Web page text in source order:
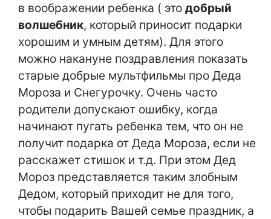
в воображении ребенка ( это добрый
волшебник, который приносит подарки
хорошим и умным детям). Для этого
можно накануне поздравления показать
старые добрые мультфильмы про Деда
Мороза и Снегурочку. Очень часто
родители допускают ошибку, когда
начинают пугать ребенка тем, что он не
получит подарка от Деда Мороза, если не
расскажет стишок и т.д. При этом Дед
Мороз представляется таким злобным
Дедом, который приходит не для того,
чтобы подарить Вашей семье праздник, а